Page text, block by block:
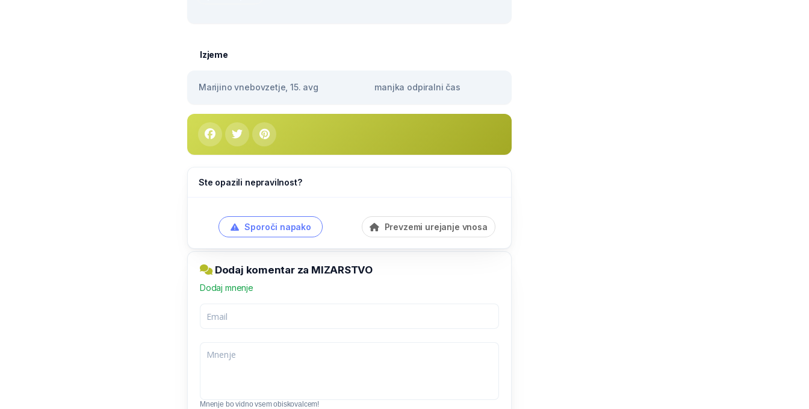
Izjeme
Marijino vnebovzetje, 15. avg manjka odpiralni čas
Ste opazili nepravilnost?
Sporoči napako Prevzemi urejanje vnosa
Dodaj komentar za MIZARSTVO
Dodaj mnenje
Mnenje bo vidno vsem obiskovalcem!